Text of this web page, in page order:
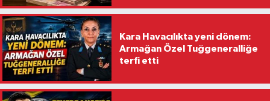
Kara Havacılıkta yeni dönem:
Armağan Özel Tuğgeneralliğe
terfi etti